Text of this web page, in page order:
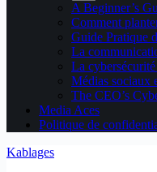
A Beginner’s
Comment
Guide Pratique
La
La
Médias sociaux
The CEO’s
Media Aces
Politique de
Kablages